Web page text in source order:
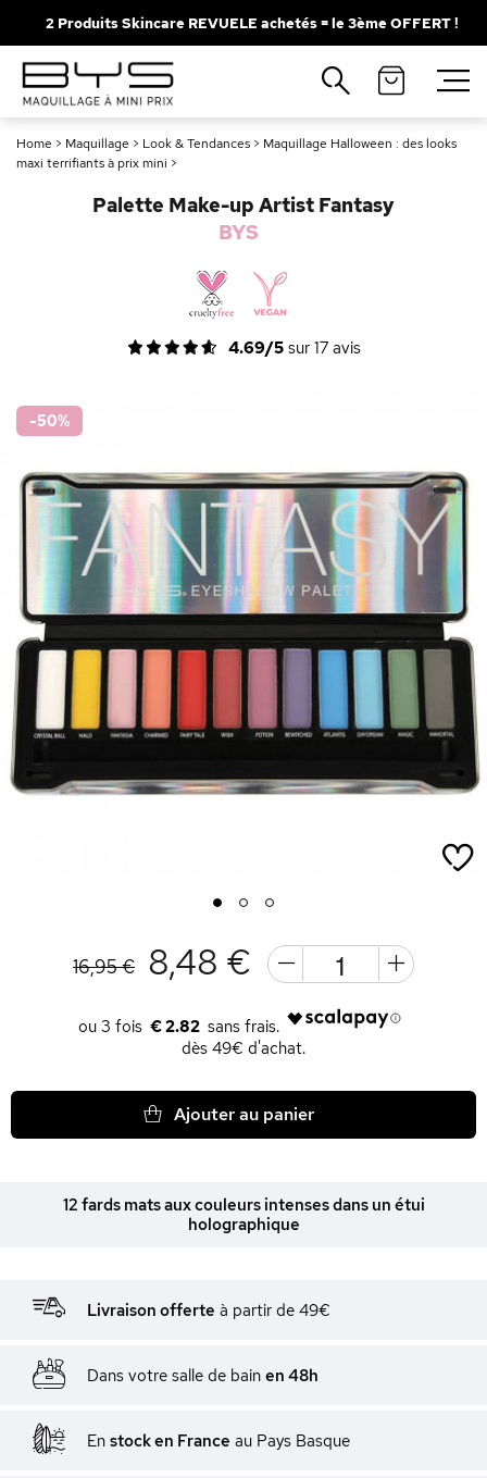
2 Produits Skincare REVUELE achetés = le 3ème OFFERT !
Home > Maquillage > Look & Tendances > Maquillage Halloween : des looks
maxi terrifiants à prix mini >
Palette Make-up Artist Fantasy
BYS
4.69/5sur 17avis
-50%
1 2 3
16,95 € 8,48 €
€ 2.82
dès 49€ d'achat.
Ajouter au panier
12 fards mats aux couleurs intenses dans un étui
holographique
Livraison offerte à partir de 49€
Dans votre salle de bain en 48h
En stock en France au Pays Basque
Fermer
Recherches populaires
Mascara
Palette
Solaire
Brumes